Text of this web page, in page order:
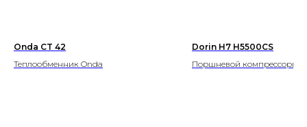
Onda CT 42
Теплообменник Onda
Dorin H7 H5500CS
Поршневой компрессорв